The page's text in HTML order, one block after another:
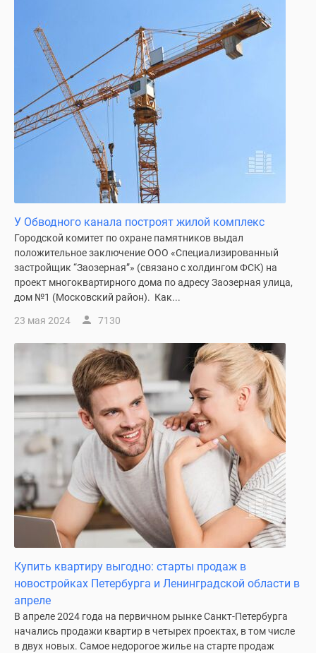
У Обводного канала построят жилой комплекс
Городской комитет по охране памятников выдал
положительное заключение ООО «Специализированный
застройщик “Заозерная”» (связано с холдингом ФСК) на
проект многоквартирного дома по адресу Заозерная улица,
дом №1 (Московский район). Как...
23 мая 2024 7130
Купить квартиру выгодно: старты продаж в
новостройках Петербурга и Ленинградской области в
апреле
В апреле 2024 года на первичном рынке Санкт-Петербурга
начались продажи квартир в четырех проектах, в том числе
в двух новых. Самое недорогое жилье на старте продаж